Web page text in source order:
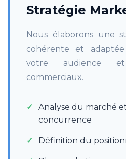
Stratégie
Nous élaborons une
cohérente et
votre audience
commerciaux.
Analyse du marché
concurrence
Définition du